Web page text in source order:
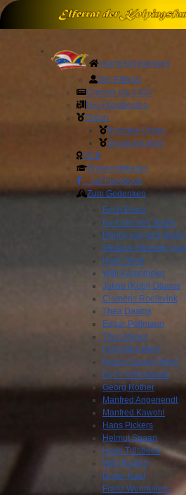
HomeAllgemeines
Der Elferrat
Chronik bis 2003
Die Präsidenten
Orden
Komitee-Orden
Sessionsorden
HCE
Ehrenmitglieder
... auf Facebook
Zum Gedenken
Erich Evers
Kurt van den Boom
Henny van den Boom
Stefanie Henning
Hans Stein
Willi Kampmeier
Jakob (Köbi) Daams
Clemens Roelevink
Thea Daams
Edgar Pollmann
Theo Meyer
Franziska Berg
Franz (Zappel) Berg
Egon Mittelstaedt
Georg Röther
Manfred Angenendt
Manfred Kawohl
Hans Pickers
Helmut Spaan
Hans Trilsbeek
Wim Buiting
Dieter Kaal
Franz Wennekers